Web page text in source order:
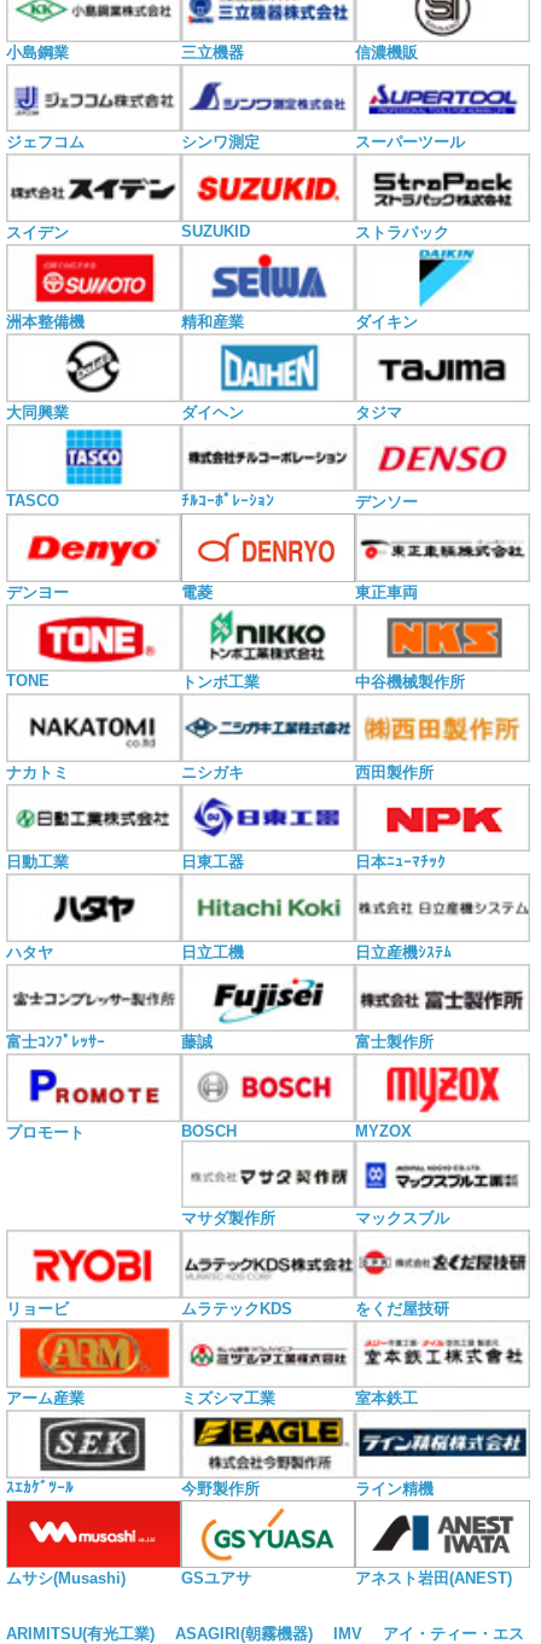
小島鋼業 三立機器 信濃機販
ジェフコム シンワ測定 スーパーツール
スイデン SUZUKID ストラパック
洲本整備機 精和産業 ダイキン
大同興業 ダイヘン タジマ
TASCO ﾁﾙｺｰﾎﾟﾚｰｼｮﾝ デンソー
デンヨー 電菱 東正車両
TONE トンボ工業 中谷機械製作所
ナカトミ ニシガキ 西田製作所
日動工業 日東工器 日本ﾆｭｰﾏﾁｯｸ
ハタヤ 日立工機 日立産機ｼｽﾃﾑ
富士ｺﾝﾌﾟﾚｯｻｰ 藤誠 富士製作所
プロモート BOSCH MYZOX
マサダ製作所 マックスブル
リョービ ムラテックKDS をくだ屋技研
アーム産業 ミズシマ工業 室本鉄工
ｽｴｶｹﾞﾂｰﾙ 今野製作所 ライン精機
ムサシ(Musashi) GSユアサ アネスト岩田(ANEST)
ARIMITSU(有光工業) ASAGIRI(朝霧機器) IMV
アイ・ティー・エス